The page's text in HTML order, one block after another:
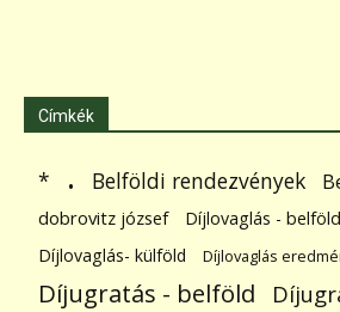
Címkék
* . Belföldi rendezvények
dobrovitz józsef
Díjlovaglás - belföld
Díjlovaglás- külföld
Díjlovaglás
Díjugratás - belföld